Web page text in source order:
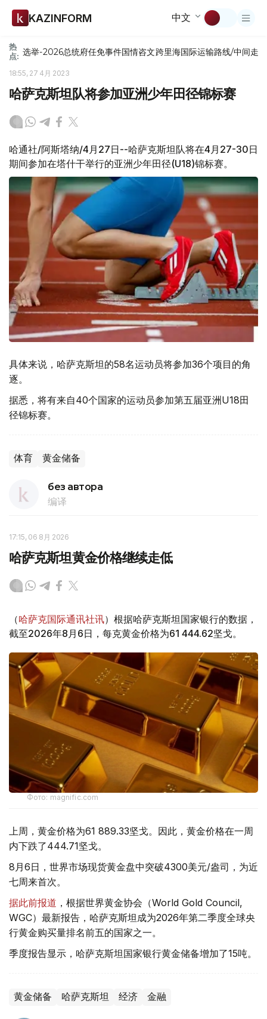
KAZINFORM 中文
热
点: 选举-2026总统府任免事件国情咨文跨里海国际运输路线/中间走廊
18:55, 27 4月 2023
哈萨克斯坦队将参加亚洲少年田径锦标赛
哈通社/阿斯塔纳/4月27日--哈萨克斯坦队将在4月27-30日
期间参加在塔什干举行的亚洲少年田径(U18)锦标赛。
具体来说，哈萨克斯坦的58名运动员将参加36个项目的角
逐。
据悉，将有来自40个国家的运动员参加第五届亚洲U18田
径锦标赛。
体育 黄金储备
без автора
编译
17:15, 06 8月 2026
哈萨克斯坦黄金价格继续走低
（哈萨克国际通讯社讯）根据哈萨克斯坦国家银行的数据，
截至2026年8月6日，每克黄金价格为61 444.62坚戈。
Фото: magnific.com
上周，黄金价格为61 889.33坚戈。因此，黄金价格在一周
内下跌了444.71坚戈。
8月6日，世界市场现货黄金盘中突破4300美元/盎司，为近
七周来首次。
据此前报道 ，根据世界黄金协会（World Gold Council,
WGC）最新报告，哈萨克斯坦成为2026年第二季度全球央
行黄金购买量排名前五的国家之一。
季度报告显示，哈萨克斯坦国家银行黄金储备增加了15吨。
黄金储备 哈萨克斯坦 经济 金融